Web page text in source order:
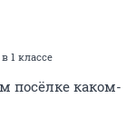
1 классе
посёлке каком-